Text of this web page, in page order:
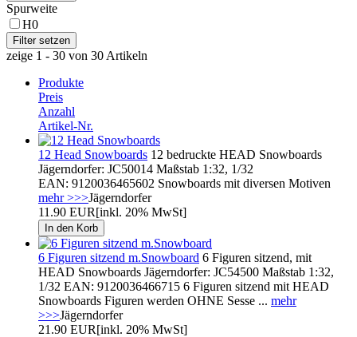
Spurweite
H0
zeige 1 - 30 von 30 Artikeln
Produkte
Preis
Anzahl
Artikel-Nr.
12 Head Snowboards 12 bedruckte HEAD Snowboards
Jägerndorfer: JC50014 Maßstab 1:32, 1/32
EAN: 9120036465602 Snowboards mit diversen Motiven
mehr >>>Jägerndorfer
11.90 EUR[inkl. 20% MwSt]
6 Figuren sitzend m.Snowboard 6 Figuren sitzend, mit
HEAD Snowboards Jägerndorfer: JC54500 Maßstab 1:32,
1/32 EAN: 9120036466715 6 Figuren sitzend mit HEAD
Snowboards Figuren werden OHNE Sesse ... mehr
>>>Jägerndorfer
21.90 EUR[inkl. 20% MwSt]